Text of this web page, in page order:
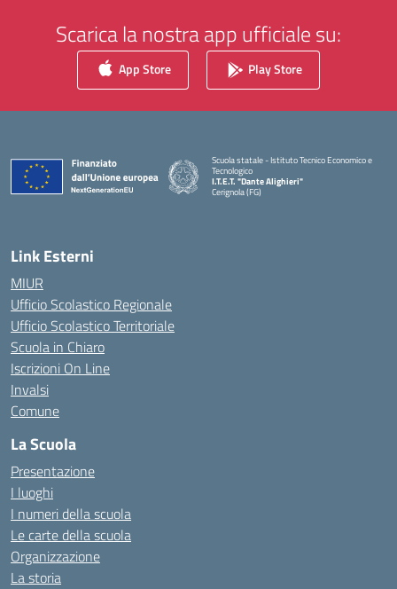
Scarica la nostra app ufficiale su:
App Store Play Store
Scuola statale - Istituto Tecnico Economico e
Tecnologico
I.T.E.T. "Dante Alighieri"
Cerignola (FG)
— Visita la pagina iniziale della scuola
Link Esterni
MIUR
Ufficio Scolastico Regionale
Ufficio Scolastico Territoriale
Scuola in Chiaro
Iscrizioni On Line
Invalsi
Comune
La Scuola
Presentazione
I luoghi
I numeri della scuola
Le carte della scuola
Organizzazione
La storia